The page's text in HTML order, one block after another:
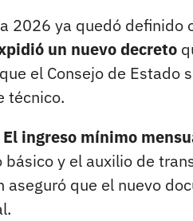
2026 ya quedó definido
un nuevo decreto
el Consejo de Estado
técnico.
El ingreso mínimo
y el auxilio de
aseguró que el nuevo